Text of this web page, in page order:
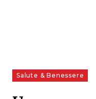
Salute & Benessere